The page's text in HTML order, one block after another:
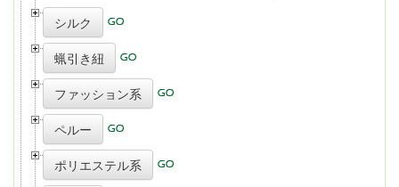
シルク
蝋引き紐
ファッション系
ペルー
ポリエステル系